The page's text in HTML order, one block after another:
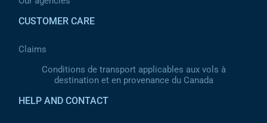
CUSTOMER CARE
Claims
Conditions de transport applicables aux vols à
destination et en provenance du Canada
HELP AND CONTACT